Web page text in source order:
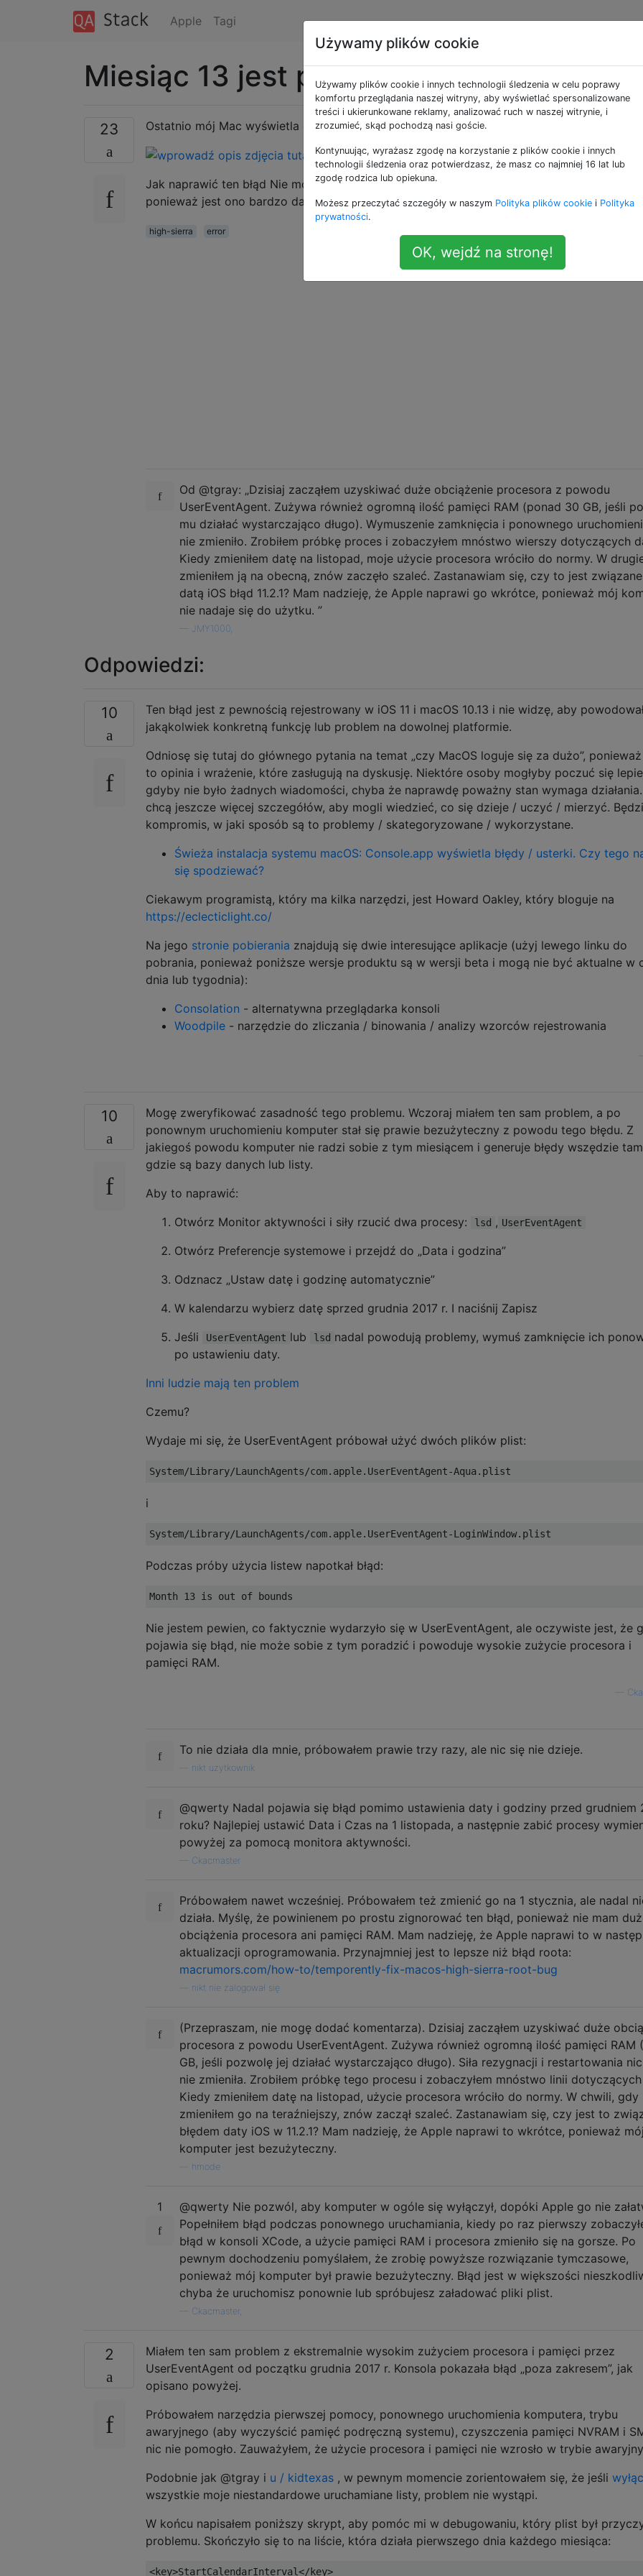
Apple Tagi
Miesiąc 13 jest poza zakresem?
23 Ostatnio mój Mac wyświetla dziwne komunikaty, takie jak „Miesiąc 13 jest poza zasięgiem”.
Jak naprawić ten błąd Nie mogę udać się do autoryzowanego centrum napraw firmy
ponieważ jest ono bardzo daleko od centrum Apple
high-sierra error
Od @tgray: „Dzisiaj zacząłem uzyskiwać duże obciążenie procesora z powodu
UserEventAgent. Zużywa również ogromną ilość pamięci RAM (ponad 30 GB, jeśli
mu działać wystarczająco długo). Wymuszenie zamknięcia i ponownego
nie zmieniło. Zrobiłem próbkę proces i zobaczyłem mnóstwo wierszy dotyczących
Kiedy zmieniłem datę na listopad, moje użycie procesora wróciło do normy. W
zmieniłem ją na obecną, znów zaczęło szaleć. Zastanawiam się, czy to jest
datą iOS błąd 11.2.1? Mam nadzieję, że Apple naprawi go wkrótce, ponieważ mój
nie nadaje się do użytku. ”
JMY1000,
Odpowiedzi:
10
Ten błąd jest z pewnością rejestrowany w iOS 11 i macOS 10.13 i nie widzę, aby
jakąkolwiek konkretną funkcję lub problem na dowolnej platformie.
Odniosę się tutaj do głównego pytania na temat „czy MacOS loguje się za dużo”,
to opinia i wrażenie, które zasługują na dyskusję. Niektóre osoby mogłyby poczuć się
gdyby nie było żadnych wiadomości, chyba że naprawdę poważny stan wymaga
chcą jeszcze więcej szczegółów, aby mogli wiedzieć, co się dzieje / uczyć / mierzyć.
kompromis, w jaki sposób są to problemy / skategoryzowane / wykorzystane.
Świeża instalacja systemu macOS: Console.app wyświetla błędy / usterki. Czy tego
się spodziewać?
Ciekawym programistą, który ma kilka narzędzi, jest Howard Oakley, który bloguje na
https://eclecticlight.co/
Na jego stronie pobierania znajdują się dwie interesujące aplikacje (użyj lewego linku do
pobrania, ponieważ poniższe wersje produktu są w wersji beta i mogą nie być aktualne w
dnia lub tygodnia):
Consolation - alternatywna przeglądarka konsoli
Woodpile - narzędzie do zliczania / binowania / analizy wzorców rejestrowania
10
Mogę zweryfikować zasadność tego problemu. Wczoraj miałem ten sam problem, a po
ponownym uruchomieniu komputer stał się prawie bezużyteczny z powodu tego błędu. Z
jakiegoś powodu komputer nie radzi sobie z tym miesiącem i generuje błędy wszędzie
gdzie są bazy danych lub listy.
Aby to naprawić:
Otwórz Monitor aktywności i siły rzucić dwa procesy:
lsd , UserEventAgent
Otwórz Preferencje systemowe i przejdź do „Data i godzina”
Odznacz „Ustaw datę i godzinę automatycznie”
W kalendarzu wybierz datę sprzed grudnia 2017 r. I naciśnij Zapisz
Jeśli
UserEventAgent lub lsd nadal powodują problemy, wymuś zamknięcie ich
po ustawieniu daty.
Inni ludzie mają ten problem
Czemu?
Wydaje mi się, że UserEventAgent próbował użyć dwóch plików plist:
i
Podczas próby użycia listew napotkał błąd:
Nie jestem pewien, co faktycznie wydarzyło się w UserEventAgent, ale oczywiste jest, że
pojawia się błąd, nie może sobie z tym poradzić i powoduje wysokie zużycie procesora i
pamięci RAM.
To nie działa dla mnie, próbowałem prawie trzy razy, ale nic się nie dzieje.
nikt użytkownik
@qwerty Nadal pojawia się błąd pomimo ustawienia daty i godziny przed grudniem
roku? Najlepiej ustawić Data i Czas na 1 listopada, a następnie zabić procesy
powyżej za pomocą monitora aktywności.
Ckacmaster
Próbowałem nawet wcześniej. Próbowałem też zmienić go na 1 stycznia, ale nadal
działa. Myślę, że powinienem po prostu zignorować ten błąd, ponieważ nie mam
obciążenia procesora ani pamięci RAM. Mam nadzieję, że Apple naprawi to w
aktualizacji oprogramowania. Przynajmniej jest to lepsze niż błąd roota:
macrumors.com/how-to/temporently-fix-macos-high-sierra-root-bug
nikt nie zalogował się
(Przepraszam, nie mogę dodać komentarza). Dzisiaj zacząłem uzyskiwać duże
procesora z powodu UserEventAgent. Zużywa również ogromną ilość pamięci RAM
GB, jeśli pozwolę jej działać wystarczająco długo). Siła rezygnacji i restartowania
nie zmieniła. Zrobiłem próbkę tego procesu i zobaczyłem mnóstwo linii
Kiedy zmieniłem datę na listopad, użycie procesora wróciło do normy. W chwili, gdy
zmieniłem go na teraźniejszy, znów zaczął szaleć. Zastanawiam się, czy jest to
błędem daty iOS w 11.2.1? Mam nadzieję, że Apple naprawi to wkrótce, ponieważ
komputer jest bezużyteczny.
hmode
1
@qwerty Nie pozwól, aby komputer w ogóle się wyłączył, dopóki Apple go nie
Popełniłem błąd podczas ponownego uruchamiania, kiedy po raz pierwszy
błąd w konsoli XCode, a użycie pamięci RAM i procesora zmieniło się na gorsze. Po
pewnym dochodzeniu pomyślałem, że zrobię powyższe rozwiązanie tymczasowe,
ponieważ mój komputer był prawie bezużyteczny. Błąd jest w większości
chyba że uruchomisz ponownie lub spróbujesz załadować pliki plist.
Ckacmaster,
2
Miałem ten sam problem z ekstremalnie wysokim zużyciem procesora i pamięci przez
UserEventAgent od początku grudnia 2017 r. Konsola pokazała błąd „poza zakresem”, jak
opisano powyżej.
Próbowałem narzędzia pierwszej pomocy, ponownego uruchomienia komputera, trybu
awaryjnego (aby wyczyścić pamięć podręczną systemu), czyszczenia pamięci NVRAM i
nic nie pomogło. Zauważyłem, że użycie procesora i pamięci nie wzrosło w trybie
Podobnie jak @tgray i u / kidtexas , w pewnym momencie zorientowałem się, że jeśli
wszystkie moje niestandardowe uruchamiane listy, problem nie wystąpi.
W końcu napisałem poniższy skrypt, aby pomóc mi w debugowaniu, który plist był
problemu. Skończyło się to na liście, która działa pierwszego dnia każdego miesiąca:
<key>StartCalendarInterval</key>
Używamy plików cookie
Używamy plików cookie i innych technologii śledzenia w celu poprawy
komfortu przeglądania naszej witryny, aby wyświetlać spersonalizowane
treści i ukierunkowane reklamy, analizować ruch w naszej witrynie, i
zrozumieć, skąd pochodzą nasi goście.
Kontynuując, wyrażasz zgodę na korzystanie z plików cookie i innych
technologii śledzenia oraz potwierdzasz, że masz co najmniej 16 lat lub
zgodę rodzica lub opiekuna.
Możesz przeczytać szczegóły w naszym Polityka plików cookie i Polityka
prywatności.
OK, wejdź na stronę!